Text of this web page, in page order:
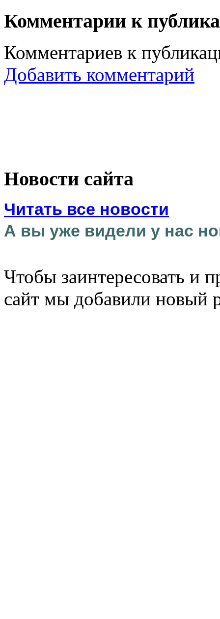
Комментарии к
Комментариев к
Добавить комментарий
Новости сайта
Читать все новости
А вы уже видели у нас
Чтобы заинтересовать и
сайт мы добавили новый